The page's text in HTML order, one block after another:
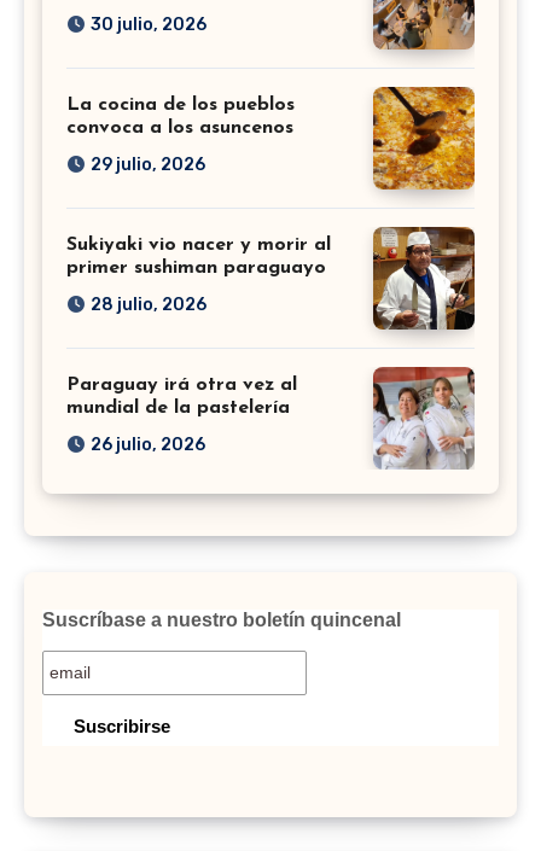
30 julio, 2026
La cocina de los pueblos
convoca a los asuncenos
29 julio, 2026
Sukiyaki vio nacer y morir al
primer sushiman paraguayo
28 julio, 2026
Paraguay irá otra vez al
mundial de la pastelería
26 julio, 2026
Suscríbase a nuestro boletín quincenal